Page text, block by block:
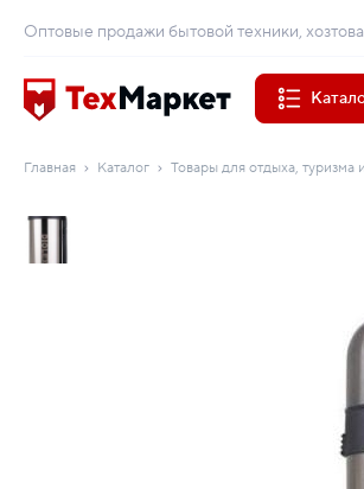
Оптовые продажи бытовой техники,
Главная Каталог Товары для отдыха, туризма